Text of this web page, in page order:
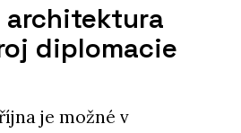
architektura
diplomacie
je možné v